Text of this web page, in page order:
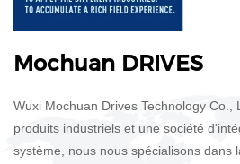
​​​​​​​Mochuan DRIVES
Wuxi Mochuan Drives Technology Co.,
produits industriels et une société
système, nous nous spécialisons dans